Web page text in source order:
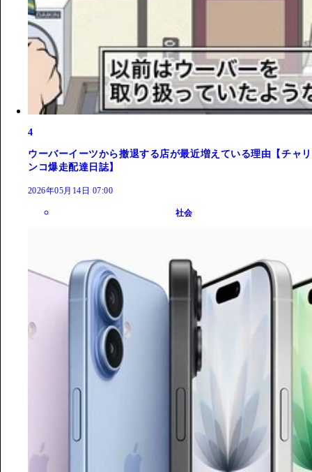
4
ウーバーイーツから撤退する店が最近増えている理由【チャリ
ンコ爆走配達日誌】
2026年05月14日 07:00
社会